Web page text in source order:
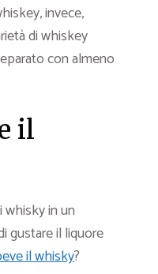
invece,
di whiskey
con almeno
il
whisky in un
gustare il liquore
il whisky?